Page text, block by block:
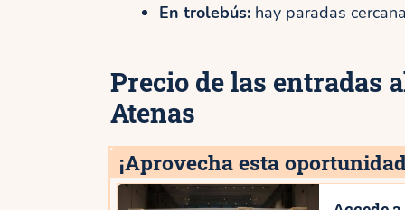
En trolebús: hay paradas
Precio de las entradas
Atenas
¡Aprovecha esta